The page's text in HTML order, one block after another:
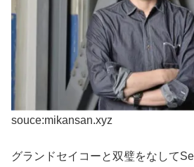
souce:mikansan.xyz
グランドセイコーと双璧をなして